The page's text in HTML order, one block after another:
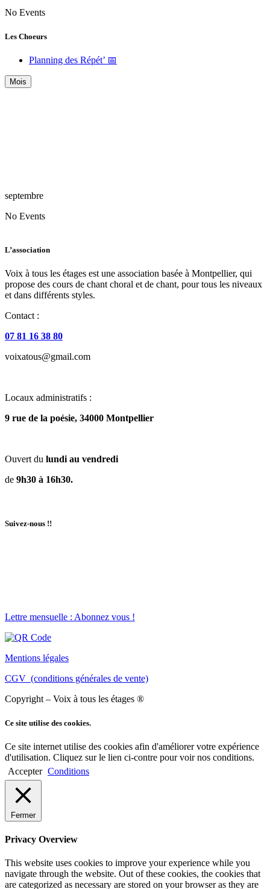
No Events
Les Choeurs
Planning des Répét’ 📅
Mois
septembre
No Events
L’association
Voix à tous les étages est une association basée à Montpellier, qui
propose des cours de chant choral et de chant, pour tous les niveaux
et dans différents styles.
Contact :
07 81 16 38 80
voixatous@gmail.com
Locaux administratifs :
9 rue de la poésie, 34000 Montpellier
Ouvert du lundi au vendredi
de 9h30 à 16h30.
Suivez-nous !!
Lettre mensuelle : Abonnez vous !
Mentions légales
CGV (conditions générales de vente)
Copyright – Voix à tous les étages ®
Ce site utilise des cookies.
Ce site internet utilise des cookies afin d'améliorer votre expérience
d'utilisation. Cliquez sur le lien ci-contre pour voir nos conditions.
Accepter Conditions
Fermer
Privacy Overview
This website uses cookies to improve your experience while you
navigate through the website. Out of these cookies, the cookies that
are categorized as necessary are stored on your browser as they are